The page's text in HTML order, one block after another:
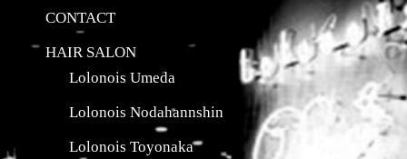
CONTACT
HAIR SALON
Lolonois Umeda
Lolonois Nodahannshin
Lolonois Toyonaka